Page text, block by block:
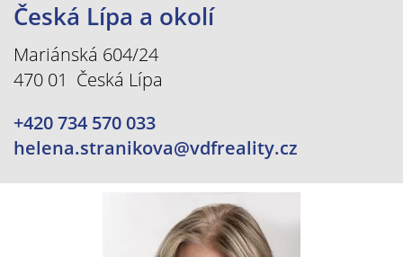
Česká Lípa a okolí
Mariánská 604/24
470 01 Česká Lípa
+420 734 570 033
helena.stranikova@vdfreality.cz